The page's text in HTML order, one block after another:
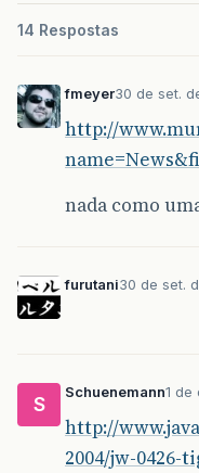
14 Respostas
fmeyer30 de set.
http://
nada como
furutani30 de set.
S
Schuenemann1 de
http://
2004/jw-0426-